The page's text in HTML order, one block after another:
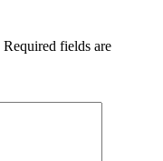
Required fields are